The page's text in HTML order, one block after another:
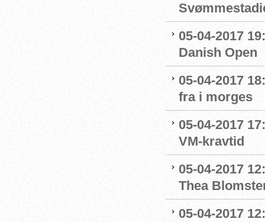
05-04-2017
Danish Open
05-04-2017
fra i morges
05-04-2017
VM-kravtid
05-04-2017
Thea
05-04-2017